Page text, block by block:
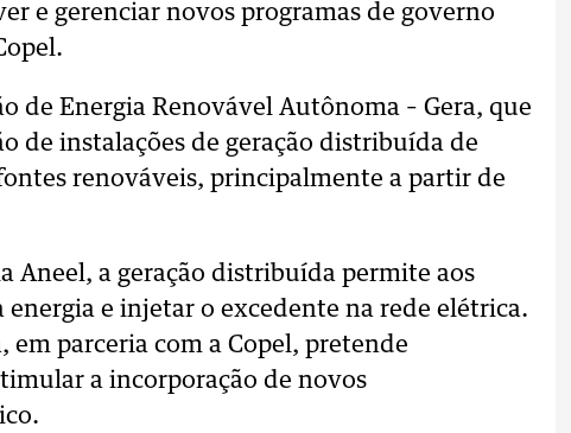
e gerenciar novos programas de governo
de Energia Renovável Autônoma – Gera, que
de instalações de geração distribuída de
renováveis, principalmente a partir de
Aneel, a geração distribuída permite aos
e injetar o excedente na rede elétrica.
em parceria com a Copel, pretende
a incorporação de novos